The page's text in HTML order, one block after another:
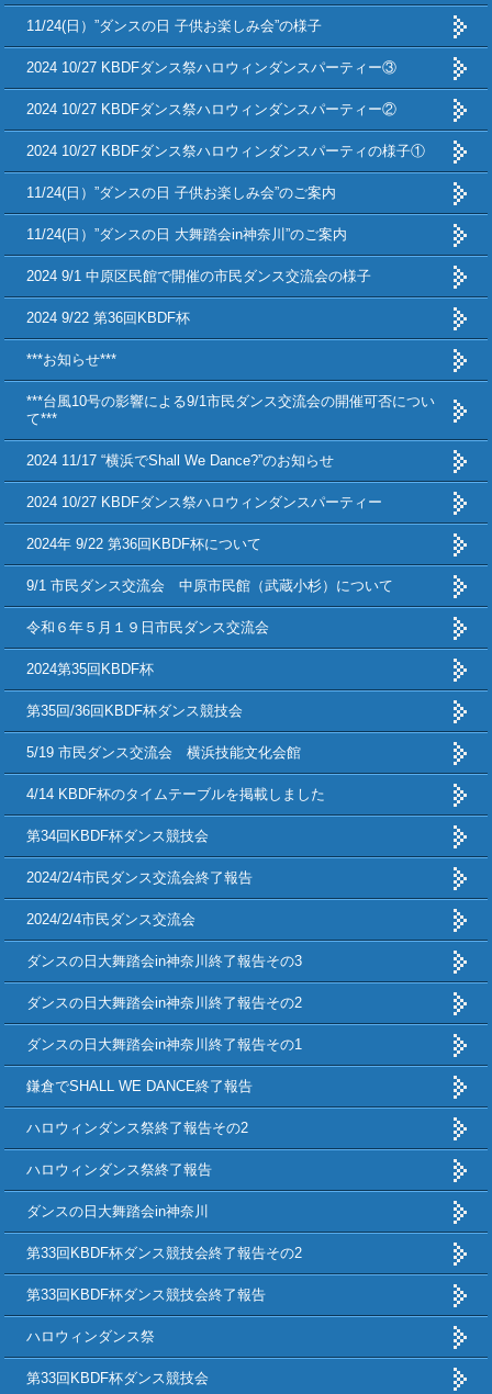
11/24(日）”ダンスの日 子供お楽しみ会”の様子
2024 10/27 KBDFダンス祭ハロウィンダンスパーティー③
2024 10/27 KBDFダンス祭ハロウィンダンスパーティー②
2024 10/27 KBDFダンス祭ハロウィンダンスパーティの様子①
11/24(日）”ダンスの日 子供お楽しみ会”のご案内
11/24(日）”ダンスの日 大舞踏会in神奈川”のご案内
2024 9/1 中原区民館で開催の市民ダンス交流会の様子
2024 9/22 第36回KBDF杯
***お知らせ***
***台風10号の影響による9/1市民ダンス交流会の開催可否につい
て***
2024 11/17 “横浜でShall We Dance?”のお知らせ
2024 10/27 KBDFダンス祭ハロウィンダンスパーティー
2024年 9/22 第36回KBDF杯について
9/1 市民ダンス交流会 中原市民館（武蔵小杉）について
令和６年５月１９日市民ダンス交流会
2024第35回KBDF杯
第35回/36回KBDF杯ダンス競技会
5/19 市民ダンス交流会 横浜技能文化会館
4/14 KBDF杯のタイムテーブルを掲載しました
第34回KBDF杯ダンス競技会
2024/2/4市民ダンス交流会終了報告
2024/2/4市民ダンス交流会
ダンスの日大舞踏会in神奈川終了報告その3
ダンスの日大舞踏会in神奈川終了報告その2
ダンスの日大舞踏会in神奈川終了報告その1
鎌倉でSHALL WE DANCE終了報告
ハロウィンダンス祭終了報告その2
ハロウィンダンス祭終了報告
ダンスの日大舞踏会in神奈川
第33回KBDF杯ダンス競技会終了報告その2
第33回KBDF杯ダンス競技会終了報告
ハロウィンダンス祭
第33回KBDF杯ダンス競技会